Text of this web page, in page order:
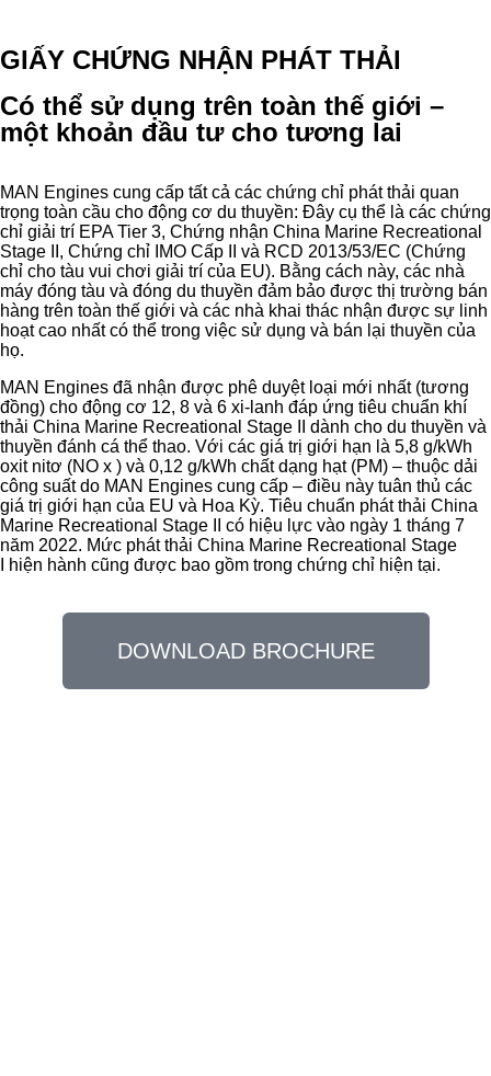
GIẤY CHỨNG NHẬN PHÁT THẢI
Có thể sử dụng trên toàn thế giới –
một khoản đầu tư cho tương lai
MAN Engines cung cấp tất cả các chứng chỉ phát thải quan
trọng toàn cầu cho động cơ du thuyền: Đây cụ thể là các chứng
chỉ giải trí EPA Tier 3, Chứng nhận China Marine Recreational
Stage II, Chứng chỉ IMO Cấp II và RCD 2013/53/EC (Chứng
chỉ cho tàu vui chơi giải trí của EU). Bằng cách này, các nhà
máy đóng tàu và đóng du thuyền đảm bảo được thị trường bán
hàng trên toàn thế giới và các nhà khai thác nhận được sự linh
hoạt cao nhất có thể trong việc sử dụng và bán lại thuyền của
họ.
MAN Engines đã nhận được phê duyệt loại mới nhất (tương
đồng) cho động cơ 12, 8 và 6 xi-lanh đáp ứng tiêu chuẩn khí
thải China Marine Recreational Stage II dành cho du thuyền và
thuyền đánh cá thể thao. Với các giá trị giới hạn là 5,8 g/kWh
oxit nitơ (NO x ) và 0,12 g/kWh chất dạng hạt (PM) – thuộc dải
công suất do MAN Engines cung cấp – điều này tuân thủ các
giá trị giới hạn của EU và Hoa Kỳ. Tiêu chuẩn phát thải China
Marine Recreational Stage II có hiệu lực vào ngày 1 tháng 7
năm 2022. Mức phát thải China Marine Recreational Stage
I hiện hành cũng được bao gồm trong chứng chỉ hiện tại.
DOWNLOAD BROCHURE